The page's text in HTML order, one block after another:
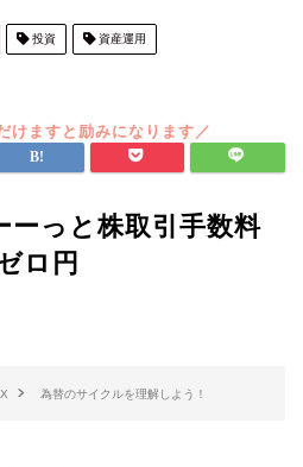
投資 資産運用
ーっと株取引手数料
ロ円
為替のサイクルを理解しよう！